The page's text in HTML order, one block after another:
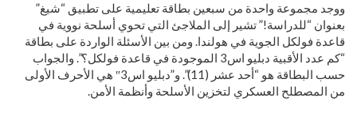
ووجد مجموعة واحدة من سبعين بطاقة تعليمية على تطبيق “شيغ”
بعنوان “للدراسة!” تشير إلى الملاجئ التي تحوي أسلحة نووية في
قاعدة فولكل الجوية في هولندا. ومن بين الأسئلة الواردة على بطاقة
“كم عدد الأقبية دبليو اس3 الموجودة في قاعدة فولكل؟”. والجواب
حسب البطاقة هو “أحد عشر (11)”. و”دبليو اس3″ هي الأحرف الأولى
من المصطلح العسكري لتخزين الأسلحة وأنظمة الأمن.